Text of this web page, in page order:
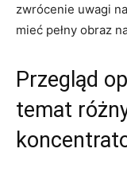
zwrócenie uwagi
mieć pełny obraz
Przegląd
temat